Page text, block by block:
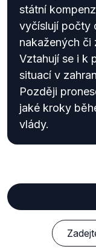
státní
vyčíslují počty
nakažených či
Vztahují se i k
situací v
Později
jaké kroky
vlády.